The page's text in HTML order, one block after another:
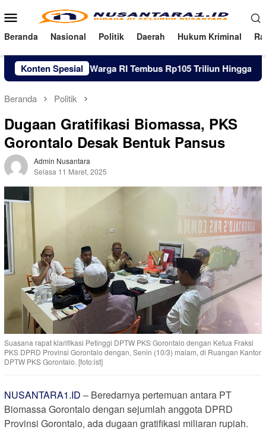
ke
konten
Menu
Mobile
Beranda Nasional Politik Daerah Hukum Kriminal
Konten Spesial
Pinjol Warga RI Tembus Rp105 Triliun Hingga Juni 2026
Beranda Politik
Dugaan Gratifikasi Biomassa, PKS
Gorontalo Desak Bentuk Pansus
Admin Nusantara
Selasa 11 Maret, 2025
Suasana rapat klarifikasi Petinggi DPTW PKS Gorontalo dengan Ketua Fraksi
PKS DPRD Provinsi Gorontalo dengan, Senin (10/3) malam, di Ruangan Kantor
DPTW PKS Gorontalo. [foto:ist]
NUSANTARA1.ID – Beredarnya pertemuan antara PT
Biomassa Gorontalo dengan sejumlah anggota DPRD
Provinsi Gorontalo, ada dugaan gratifikasi miliaran rupiah.